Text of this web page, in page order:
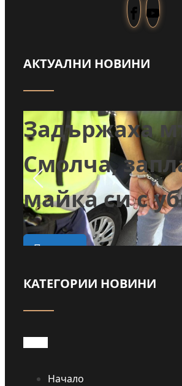
АКТУАЛНИ НОВИНИ
Задържаха
Смолча,
майка си с
Прочети
КАТЕГОРИИ НОВИНИ
Начало